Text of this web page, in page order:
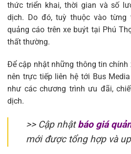
thức triển khai, thời gian và số
dịch. Do đó, tuỳ thuộc vào
quảng cáo trên xe buýt tại Phú
thất thường.
Để cập nhật những thông tin chính
nên trực tiếp liên hệ tới Bus
như các chương trình ưu đãi,
dịch.
>> Cập nhậtbáo giá
mới được tổng hợp và